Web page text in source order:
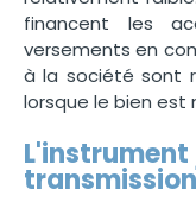
financent les
versements en
à la société sont
lorsque le bien est